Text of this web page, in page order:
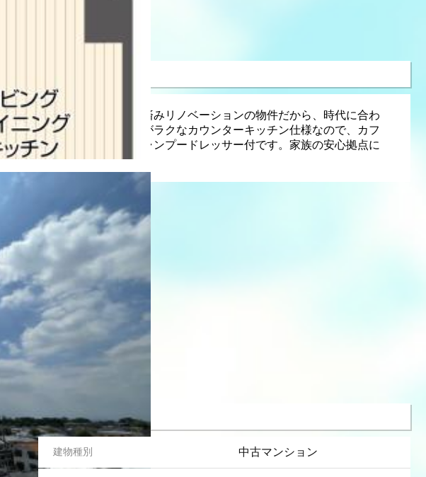
取り入れたアップデート済みリノベーションの物件だから、時代に合わ
居室空間で、その上配膳がラクなカウンターキッチン仕様なので、カフ
イクをまとめてできるシャンプードレッサー付です。家族の安心拠点に
建物種別 中古マンション